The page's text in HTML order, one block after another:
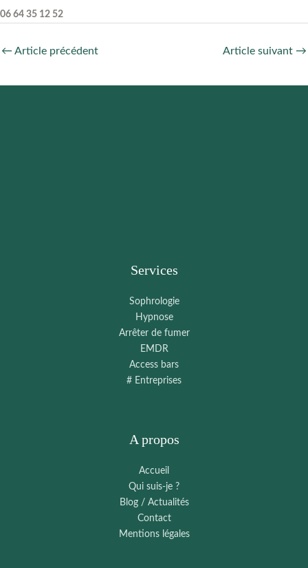
06 64 35 12 52
← Article précédent Article suivant →
Services
Sophrologie
Hypnose
Arrêter de fumer
EMDR
Access bars
# Entreprises
A propos
Accueil
Qui suis-je ?
Blog / Actualités
Contact
Mentions légales